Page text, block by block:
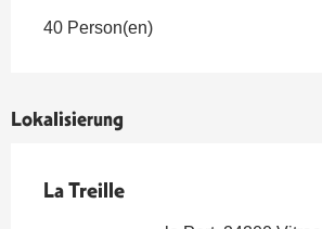
40 Person(en)
Lokalisierung
La Treille